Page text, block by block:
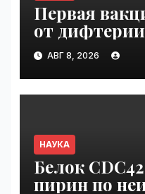
Первая
от
с хранением
первую
VseTime.ru
АВГ 8, 2026
НАУКА
Белок
пирин по